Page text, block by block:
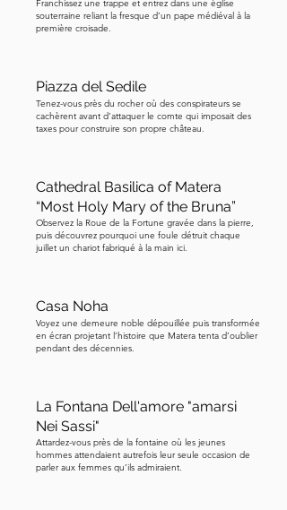
hommes se rassemblaient non
dévotion religieuse. La confrérie a été
créée pour prier et soutenir les âmes
censées être au Purgatoire, c'est-à-dire
collectaient des dons et organisaient
des messes dédiées à aider ces âmes à
atteindre le ciel. Une dernière chose à
novembre, qui sont la Fête des Morts,
la tradition materane voulait qu'une
lente et silencieuse procession
allumées. L'apparition la plus courante
était un moine vêtu de blanc. Ces
nuits-là, toute la ville restait à l'intérieur,
verrouillée et silencieuse. Étant donné
Franchissez une trappe et entrez dans une église
souterraine reliant la fresque d’un pape médiéval à la
première croisade.
Piazza del Sedile
Tenez-vous près du rocher où des conspirateurs se
cachèrent avant d’attaquer le comte qui imposait des
taxes pour construire son propre château.
Cathedral Basilica of Matera
“Most Holy Mary of the Bruna”
Observez la Roue de la Fortune gravée dans la pierre,
puis découvrez pourquoi une foule détruit chaque
juillet un chariot fabriqué à la main ici.
Casa Noha
Voyez une demeure noble dépouillée puis transformée
en écran projetant l’histoire que Matera tenta d’oublier
pendant des décennies.
La Fontana Dell'amore "amarsi
Nei Sassi"
Attardez-vous près de la fontaine où les jeunes
hommes attendaient autrefois leur seule occasion de
parler aux femmes qu’ils admiraient.